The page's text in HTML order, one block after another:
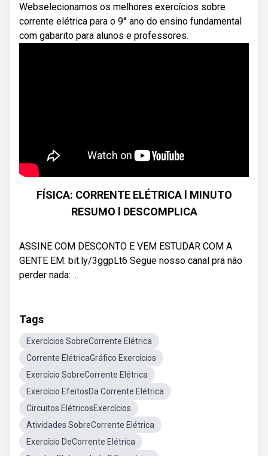
Webselecionamos os melhores exercícios sobre
corrente elétrica para o 9° ano do ensino fundamental
com gabarito para alunos e professores.
FÍSICA: CORRENTE ELÉTRICA l MINUTO
RESUMO l DESCOMPLICA
ASSINE COM DESCONTO E VEM ESTUDAR COM A
GENTE EM: bit.ly/3ggpLt6 Segue nosso canal pra não
perder nada: ...
Tags
Exercícios SobreCorrente Elétrica
Corrente ElétricaGráfico Exercícios
Exercício SobreCorrente Elétrica
Exercício EfeitosDa Corrente Elétrica
Circuitos ElétricosExercícios
Atividades SobreCorrente Elétrica
Exercício DeCorrente Elétrica